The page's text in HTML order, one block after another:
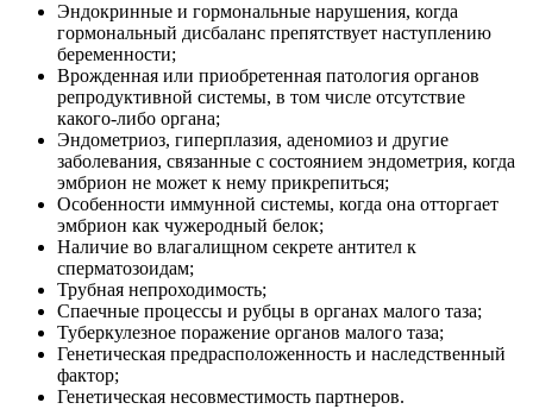
Эндокринные и гормональные нарушения, когда
гормональный дисбаланс препятствует наступлению
беременности;
Врожденная или приобретенная патология органов
репродуктивной системы, в том числе отсутствие
какого-либо органа;
Эндометриоз, гиперплазия, аденомиоз и другие
заболевания, связанные с состоянием эндометрия, когда
эмбрион не может к нему прикрепиться;
Особенности иммунной системы, когда она отторгает
эмбрион как чужеродный белок;
Наличие во влагалищном секрете антител к
сперматозоидам;
Трубная непроходимость;
Спаечные процессы и рубцы в органах малого таза;
Туберкулезное поражение органов малого таза;
Генетическая предрасположенность и наследственный
фактор;
Генетическая несовместимость партнеров.